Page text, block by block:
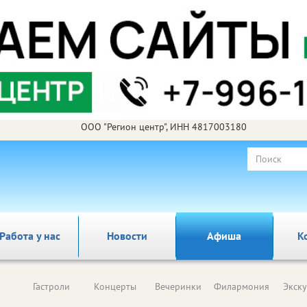
ООО "Регион центр", ИНН 4817003180
у нас Новости Афиша
Гастроли Концерты Вечеринки Филармония